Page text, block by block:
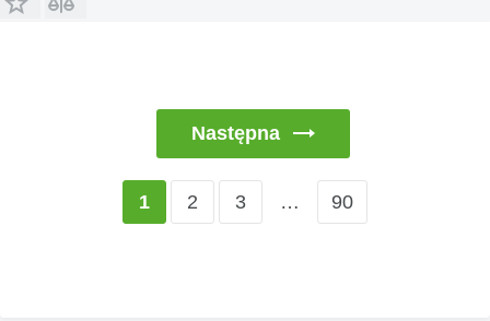
Następna
1 2 3 … 90